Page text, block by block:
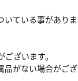
いている事がありま
ざいます。
品がない場合がござ